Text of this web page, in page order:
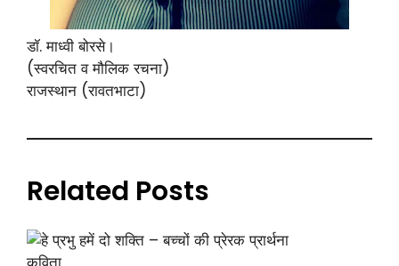
डॉ. माध्वी बोरसे।
(स्वरचित व मौलिक रचना)
राजस्थान (रावतभाटा)
Related Posts